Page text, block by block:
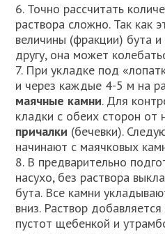
6. Точно рассчитать
раствора сложно. Так как
величины (фракции) бута
другу, она может
7. При укладке под
и через каждые 4-5 м на
маячные камни. Для
кладки с обеих сторон от
причалки (бечевки).
начинают с маячковых
8. В предварительно
насухо, без раствора
бута. Все камни
вниз. Раствор
пустот щебенкой и